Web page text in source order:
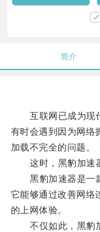
简介
互联网已成为现代
有时会遇到因为网络
加载不完全的问题。
这时，黑豹加速器
黑豹加速器是一款
它能够通过改善网络
的上网体验。
不仅如此，黑豹加